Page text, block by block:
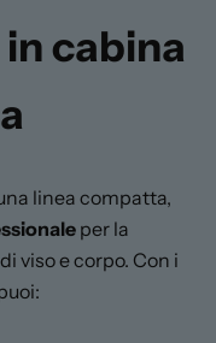
cabina
linea compatta,
per la
di viso e corpo. Con i